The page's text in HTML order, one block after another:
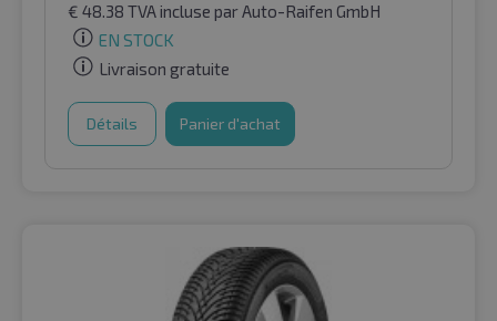
€ 48.38 TVA incluse par Auto-Raifen GmbH
EN STOCK
Livraison gratuite
Détails Panier d'achat